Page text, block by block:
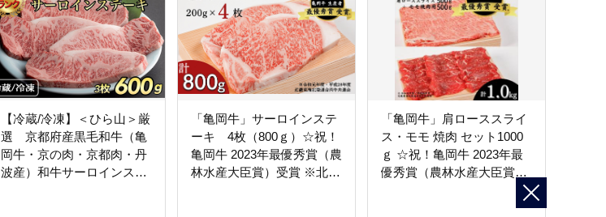
【冷蔵/冷凍】＜ひら山＞厳
選 京都府産黒毛和牛（亀
岡牛・京の肉・京都肉・丹
波産）和牛サーロインステ
「亀岡牛」サーロインステ
ーキ 4枚（800ｇ）☆祝！
亀岡牛 2023年最優秀賞（農
林水産大臣賞）受賞 ※北海
「亀岡牛」肩ローススライ
ス・モモ 焼肉 セット1000
ｇ ☆祝！亀岡牛 2023年最
優秀賞（農林水産大臣賞）
受賞 ※北海道・沖縄・離島